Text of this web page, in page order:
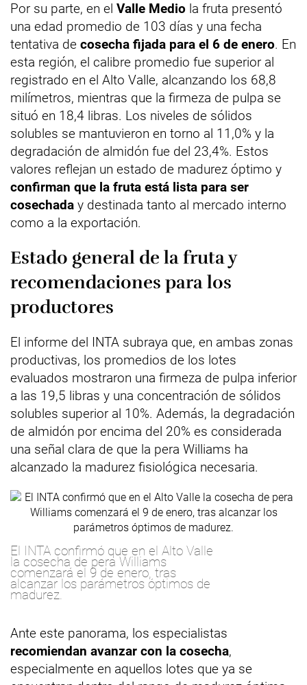
Por su parte, en el Valle Medio la fruta presentó
una edad promedio de 103 días y una fecha
tentativa de cosecha fijada para el 6 de enero. En
esta región, el calibre promedio fue superior al
registrado en el Alto Valle, alcanzando los 68,8
milímetros, mientras que la firmeza de pulpa se
situó en 18,4 libras. Los niveles de sólidos
solubles se mantuvieron en torno al 11,0% y la
degradación de almidón fue del 23,4%. Estos
valores reflejan un estado de madurez óptimo y
confirman que la fruta está lista para ser
cosechada y destinada tanto al mercado interno
como a la exportación.
Estado general de la fruta y
recomendaciones para los
productores
El informe del INTA subraya que, en ambas zonas
productivas, los promedios de los lotes
evaluados mostraron una firmeza de pulpa inferior
a las 19,5 libras y una concentración de sólidos
solubles superior al 10%. Además, la degradación
de almidón por encima del 20% es considerada
una señal clara de que la pera Williams ha
alcanzado la madurez fisiológica necesaria.
El INTA confirmó que en el Alto Valle
la cosecha de pera Williams
comenzará el 9 de enero, tras
alcanzar los parámetros óptimos de
madurez.
Ante este panorama, los especialistas
recomiendan avanzar con la cosecha,
especialmente en aquellos lotes que ya se